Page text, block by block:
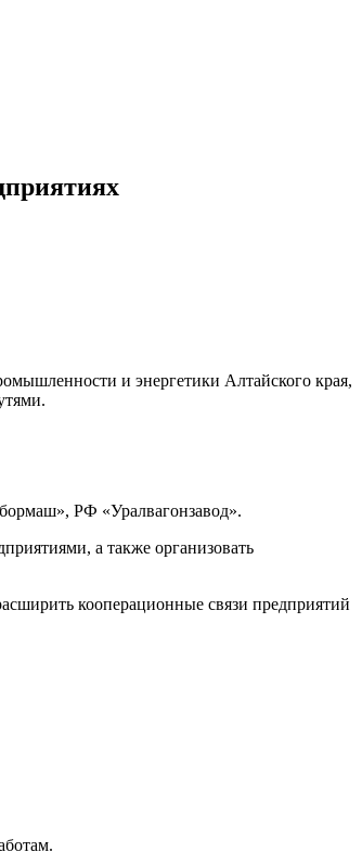
и энергетики Алтайского края,
РФ «Уралвагонзавод».
а также организовать
кооперационные связи предприятий